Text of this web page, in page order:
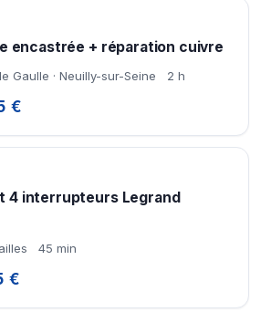
encastrée + réparation cuivre
Gaulle · Neuilly-sur-Seine 2 h
€
4 interrupteurs Legrand
45 min
€